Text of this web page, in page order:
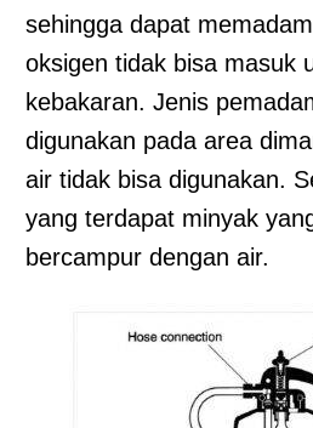
sehingga dapat
oksigen tidak bisa masuk
kebakaran. Jenis
digunakan pada area
air tidak bisa digunakan.
yang terdapat minyak
bercampur dengan air.